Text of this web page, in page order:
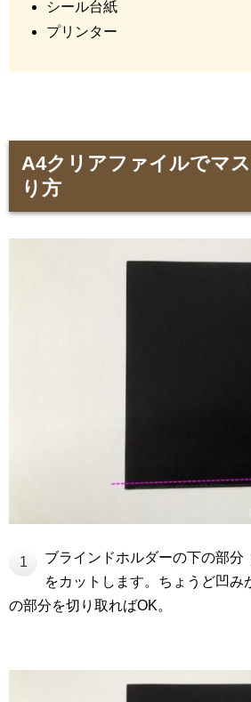
シール台紙
プリンター
A4クリアファイルでマ
り方
1
ブラインドホルダーの下の部分
をカットします。ちょうど凹み
の部分を切り取ればOK。